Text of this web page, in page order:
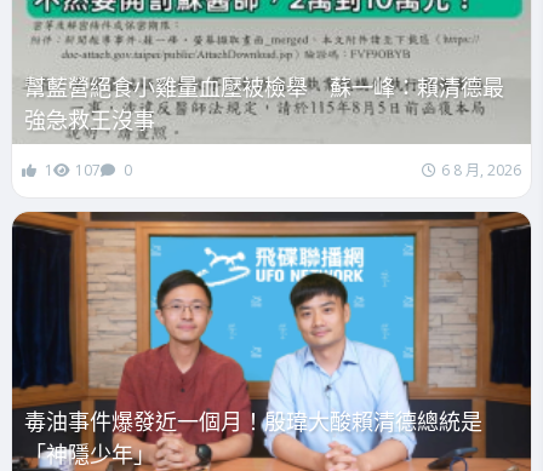
幫藍營絕食小雞量血壓被檢舉 蘇一峰：賴清德最
強急救王沒事
1 107 0 6 8 月, 2026
毒油事件爆發近一個月！殷瑋大酸賴清德總統是
「神隱少年」